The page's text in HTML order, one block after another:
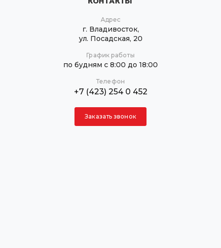
Адрес
г. Владивосток,
ул. Посадская, 20
График работы
по будням с 8:00 до 18:00
Телефон
+7 (423) 254 0 452
Заказать звонок